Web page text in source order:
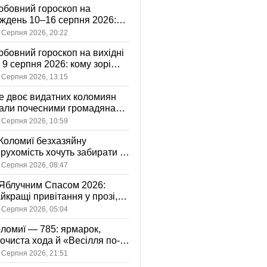
гороскоп на
10–16 серпня 2026:
зорі готують у стосунках
знаку
Серпня 2026, 20:22
гороскоп на вихідні
9 серпня 2026: кому зорі
ніжність, а кому —
розмову
Серпня 2026, 13:15
двоє видатних коломиян
почесними громадянами
Серпня 2026, 10:59
безхазяйну
хочуть забирати у
громади: що це
Серпня 2026, 08:47
Спасом 2026:
привітання у прозі,
та картинках
Серпня 2026, 05:04
— 785: ярмарок,
хода й «Весілля по-
— чим
День міста
Серпня 2026, 21:51